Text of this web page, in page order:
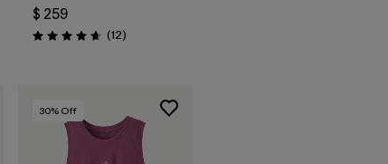
$ 259
Valoración: 4.7 / 5
(12Comentarios
)
30% Off